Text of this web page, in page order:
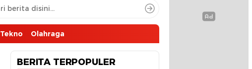
Tekno Olahraga
BERITA TERPOPULER